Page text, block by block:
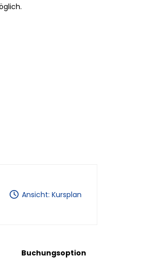
Ansicht: Kursplan
Buchungsoption